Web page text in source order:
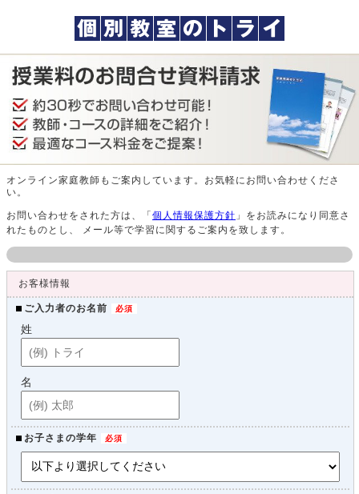
オンライン家庭教師もご案内しています。お気軽にお問い合わせくださ
い。
お問い合わせをされた方は、「個人情報保護方針 」をお読みになり同意さ
れたものとし、 メール等で学習に関するご案内を致します。
お客様情報
ご入力者のお名前
姓
名
お子さまの学年